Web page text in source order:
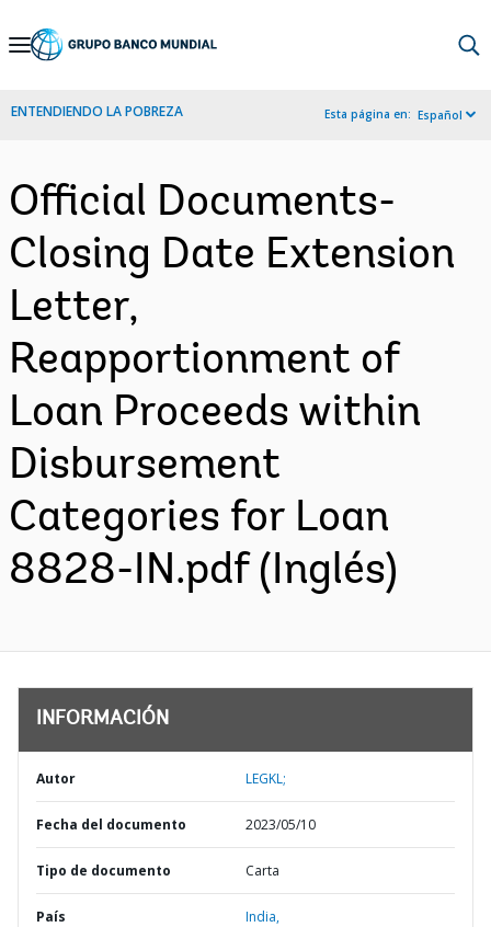
Skip
Navigation
ENTENDIENDO LA POBREZA Esta página en: Español
Official Documents-
Closing Date Extension
Letter,
Reapportionment of
Loan Proceeds within
Disbursement
Categories for Loan
8828-IN.pdf (Inglés)
INFORMACIÓN
Autor LEGKL;
Fecha del documento 2023/05/10
Tipo de documento Carta
País India,